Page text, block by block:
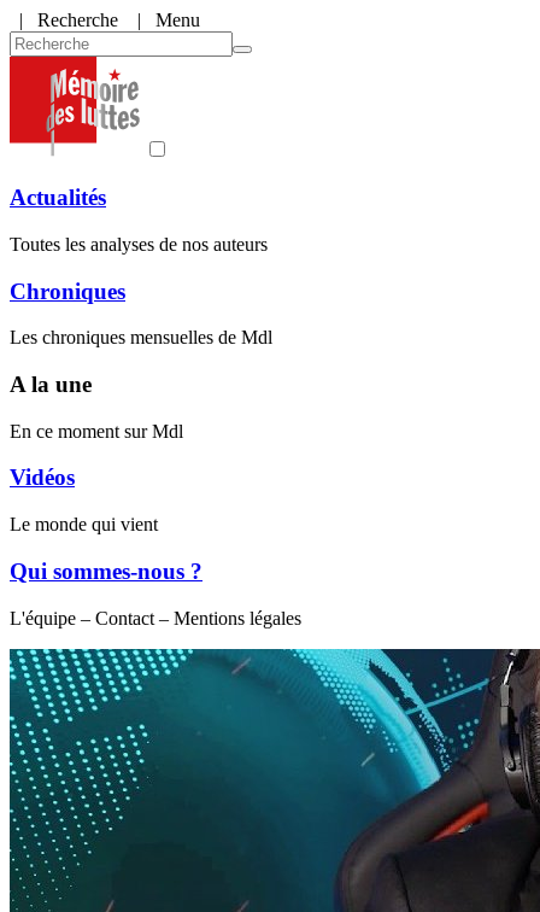
| Recherche | Menu
Actualités
Toutes les analyses de nos auteurs
Chroniques
Les chroniques mensuelles de Mdl
A la une
En ce moment sur Mdl
Vidéos
Le monde qui vient
Qui sommes-nous ?
L'équipe – Contact – Mentions légales